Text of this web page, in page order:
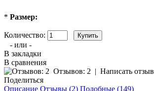
* Размер:
Количество:
- или -
В закладки
В сравнения
Отзывов: 2 | Написать отзыв
Поделиться
Описание Отзывы (2) Подобные (149)